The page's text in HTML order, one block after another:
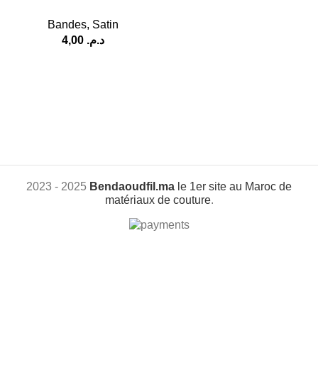
Bandes, Satin
د.م.
2023 - 2025 Bendaoudfil.ma le 1er site au Maroc de
matériaux de couture.